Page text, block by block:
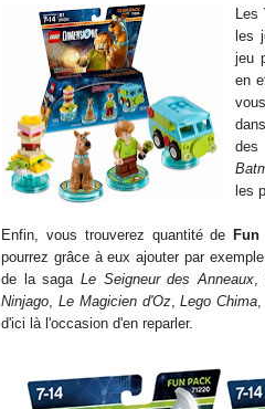
Les
les
jeu
en
les
Enfin, vous trouverez quantité de Fun
pourrez grâce à eux ajouter par
de la saga Le Seigneur des Anneaux,
Ninjago, Le Magicien d'Oz,Lego Chima,
d'ici là l'occasion d'en reparler.